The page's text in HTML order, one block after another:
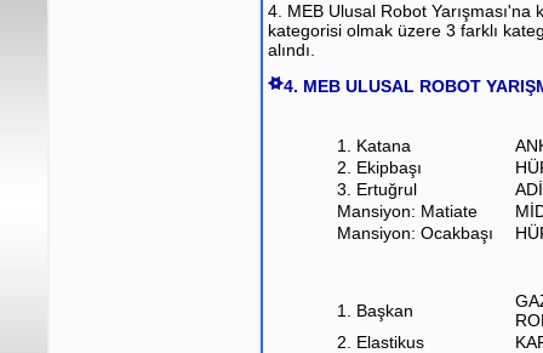
4. MEB Ulusal Robot
kategorisi olmak üzere 3 farklı
alındı.
4. MEB ULUSAL ROBOT
1. Katana
2. Ekipbaşı
3. Ertuğrul
Mansiyon: Matiate
Mansiyon: Ocakbaşı
1. Başkan
2. Elastikus